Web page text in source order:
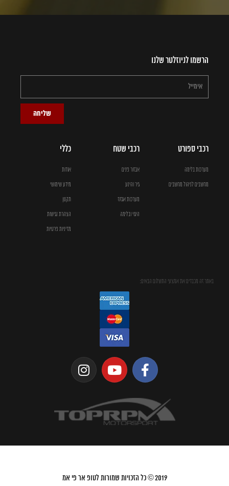
הרשמו לניוזלטר שלנו
שליחה
רכבי ספורט
מערכות בלימה
מחשבים לניהול מחשבים
רכבי שטח
אבזור פנים
גיר והינע
מערכות אגזוז
היגוי ובלימה
כללי
אודות
מידע שימושי
תקנון
הצהרת נגישות
מדיניות פרטיות
באתר זה מכבדים את אמצעי התשלום הבאים:
2019© כל הזכויות שמורות לטופ אר פי אמ